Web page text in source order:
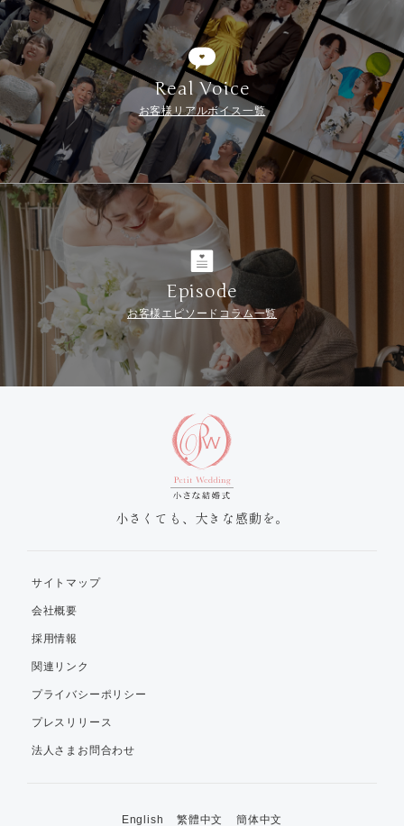
Real Voice
お客様リアルボイス一覧
Episode
お客様エピソードコラム一覧
小さくても、大きな感動を。
サイトマップ
会社概要
採用情報
関連リンク
プライバシーポリシー
プレスリリース
法人さまお問合わせ
English 繁體中文 簡体中文